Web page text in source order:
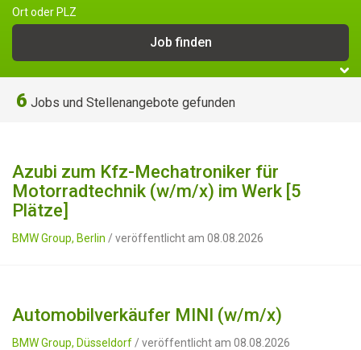
Ort oder PLZ
6 Jobs und Stellenangebote gefunden
Azubi zum Kfz-Mechatroniker für
Motorradtechnik (w/m/x) im Werk [5
Plätze]
BMW Group, Berlin / veröffentlicht am 08.08.2026
Automobilverkäufer MINI (w/m/x)
BMW Group, Düsseldorf / veröffentlicht am 08.08.2026